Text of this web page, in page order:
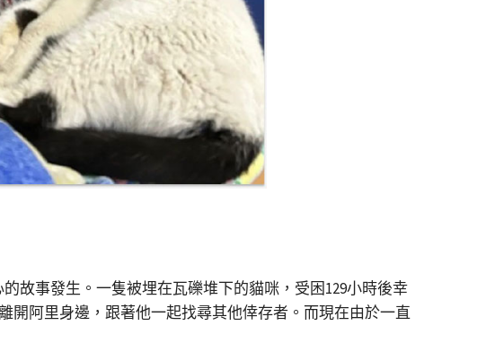
故事發生。一隻被埋在瓦礫堆下的貓咪，受困129小時後幸
開阿里身邊，跟著他一起找尋其他倖存者。而現在由於一直